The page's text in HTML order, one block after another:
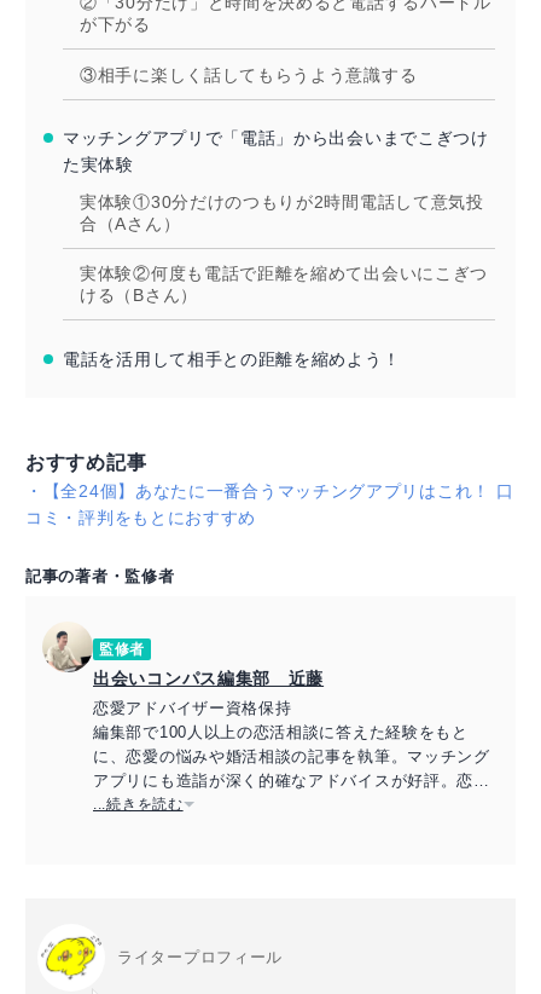
が下がる
③相手に楽しく話してもらうよう意識する
マッチングアプリで「電話」から出会いまでこぎつけ
た実体験
実体験①30分だけのつもりが2時間電話して意気投
合（Aさん）
実体験②何度も電話で距離を縮めて出会いにこぎつ
ける（Bさん）
電話を活用して相手との距離を縮めよう！
おすすめ記事
・
【全24個】あなたに一番合うマッチングアプリはこれ！ 口
コミ・評判をもとにおすすめ
記事の著者・監修者
監修者
出会いコンパス編集部 近藤
恋愛アドバイザー資格保持
編集部で100人以上の恋活相談に答えた経験をもと
に、恋愛の悩みや婚活相談の記事を執筆。マッチング
アプリにも造詣が深く的確なアドバイスが好評。恋愛
アドバイザーの資格保持。
...続きを読む
ライタープロフィール